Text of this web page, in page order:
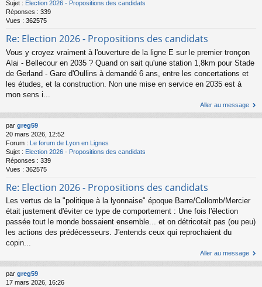
Sujet : Election 2026 - Propositions des candidats
Réponses : 339
Vues : 362575
Re: Election 2026 - Propositions des candidats
Vous y croyez vraiment à l'ouverture de la ligne E sur le premier tronçon
Alai - Bellecour en 2035 ? Quand on sait qu'une station 1,8km pour Stade
de Gerland - Gare d'Oullins à demandé 6 ans, entre les concertations et
les études, et la construction. Non une mise en service en 2035 est à
mon sens i...
Aller au message
par greg59
20 mars 2026, 12:52
Forum : Le forum de Lyon en Lignes
Sujet : Election 2026 - Propositions des candidats
Réponses : 339
Vues : 362575
Re: Election 2026 - Propositions des candidats
Les vertus de la "politique à la lyonnaise" époque Barre/Collomb/Mercier
était justement d'éviter ce type de comportement : Une fois l'élection
passée tout le monde bossaient ensemble... et on détricotait pas (ou peu)
les actions des prédécesseurs. J'entends ceux qui reprochaient du
copin...
Aller au message
par greg59
17 mars 2026, 16:26